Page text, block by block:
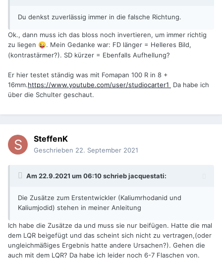
Du denkst zuverlässig immer in die falsche Richtung.
Ok., dann muss ich das bloss noch invertieren, um immer richtig
zu liegen 😜. Mein Gedanke war: FD länger = Helleres Bild,
(kontrastärmer?). SD kürzer = Ebenfalls Aufhellung?
Er hier testet ständig was mit Fomapan 100 R in 8 +
16mm.https://www.youtube.com/user/studiocarter1
Da habe ich
über die Schulter geschaut.
SteffenK
Geschrieben 22. September 2021
Am 22.9.2021 um 06:10 schriebjacquestati:
Die Zusätze zum Erstentwickler (Kaliumrhodanid und
Kaliumjodid) stehen in meiner Anleitung
Ich habe die Zusätze da und muss sie nur beifügen. Hatte die mal
dem LQR beigefügt und das scheint sich nicht zu vertragen,(oder
ungleichmäßiges Ergebnis hatte andere Ursachen?). Gehen die
auch mit dem LQR? Da habe ich leider noch 6-7 Flaschen von.